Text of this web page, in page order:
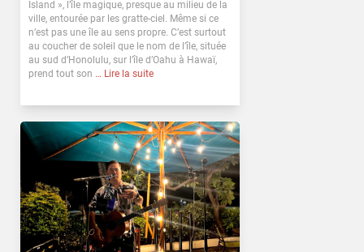
Island », l’île magique, presque au milieu de la
ville, entourée par les gratte-ciel. Même si ce
n’est pas une île au sens propre. C’est surtout
au coucher de soleil que le nom de l’île, située
au sud d’Honolulu, sur l’île d’Oahu à Hawaï,
prend tout son … Lire la suite